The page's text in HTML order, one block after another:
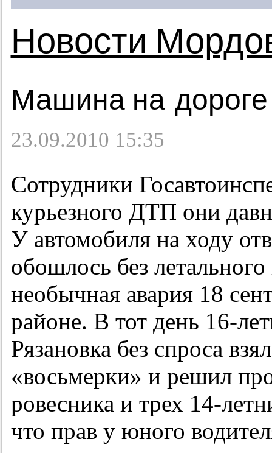
Новости
Машина на
23.09.2010 15:35
Сотрудники
курьезного ДТП они
У автомобиля на ходу
обошлось без
необычная авария 18
районе. В тот день 16-
Рязановка без спроса
«восьмерки» и решил
ровесника и трех 14-
что прав у юного